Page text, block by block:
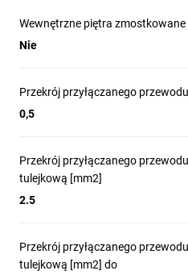
Wewnętrzne piętra zmostkowane
Nie
Przekrój przyłączanego
0,5
Przekrój przyłączanego
tulejkową [mm2]
2.5
Przekrój przyłączanego
tulejkową [mm2] do